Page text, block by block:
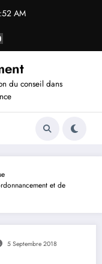
AM
du conseil dans
et de
5 Septembre 2018